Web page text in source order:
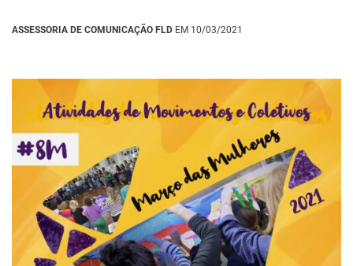
ASSESSORIA DE COMUNICAÇÃO FLD EM 10/03/2021